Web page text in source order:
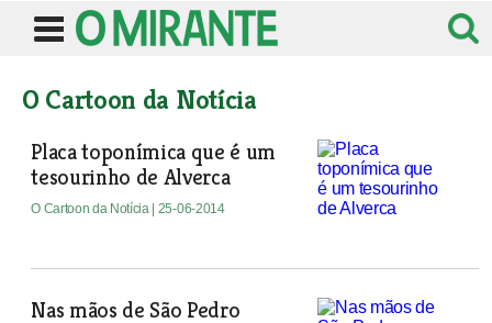
O Cartoon da Notícia
Placa toponímica que é um
tesourinho de Alverca
O Cartoon da Notícia | 25-06-2014
Nas mãos de São Pedro